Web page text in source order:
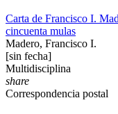
Carta de Francisco I.
cincuenta mulas
Madero, Francisco I.
[sin fecha]
Multidisciplina
share
Correspondencia postal